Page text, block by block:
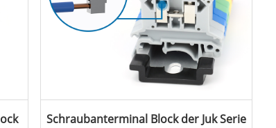
Schraubanterminal Block der Juk Serie